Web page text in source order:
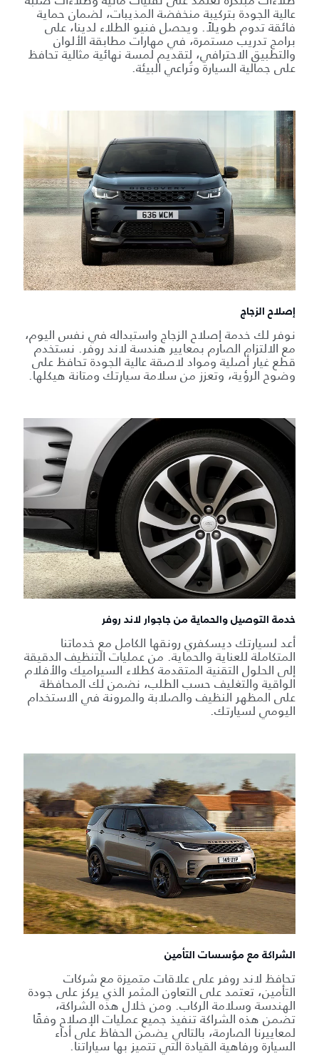
عالية الجودة بتركيبة منخفضة المذيبات، لضمان حماية
فائقة تدوم طويلاً. ويحصل فنيو الطلاء لدينا، على
برامج تدريب مستمرة، في مهارات مطابقة الألوان
والتطبيق الاحترافي، لتقديم لمسة نهائية مثالية تحافظ
على جمالية السيارة وتُراعي البيئة.
إصلاح الزجاج
نوفر لك خدمة إصلاح الزجاج واستبداله في نفس اليوم،
مع الالتزام الصارم بمعايير هندسة لاند روفر. نستخدم
قطع غيار أصلية ومواد لاصقة عالية الجودة تحافظ على
وضوح الرؤية، وتعزز من سلامة سيارتك ومتانة هيكلها.
خدمة التوصيل والحماية من جاجوار لاند روفر
أعد لسيارتك ديسكفري رونقها الكامل مع خدماتنا
المتكاملة للعناية والحماية. من عمليات التنظيف الدقيقة
إلى الحلول التقنية المتقدمة كطلاء السيراميك والأفلام
الواقية والتغليف حسب الطلب، نضمن لك المحافظة
على المظهر النظيف والصلابة والمرونة في الاستخدام
اليومي لسيارتك.
الشراكة مع مؤسسات التأمين
تحافظ لاند روفر على علاقات متميزة مع شركات
التأمين، تعتمد على التعاون المثمر الذي يركز على جودة
الهندسة وسلامة الركاب. ومن خلال هذه الشراكة،
تضمن هذه الشراكة تنفيذ جميع عمليات الإصلاح وفقًا
لمعاييرنا الصارمة، بالتالي يضمن الحفاظ على أداء
السيارة ورفاهية القيادة التي تتميز بها سياراتنا.